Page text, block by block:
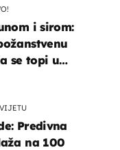
i sirom:
se topi u
Predivna
na 100